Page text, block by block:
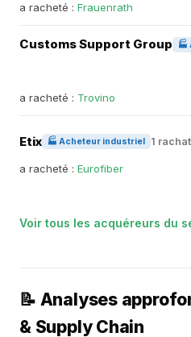
a racheté : Frauenrath
Customs Support Group 🏭
a racheté : Trovino
Etix 🏭 Acheteur industriel 1 rachat
a racheté : Eurofiber
Voir tous les acquéreurs du
📝 Analyses
& Supply Chain